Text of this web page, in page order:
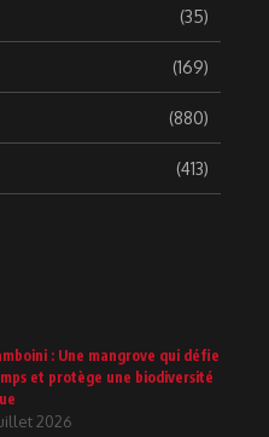
(35)
(169)
(880)
(413)
: Une mangrove qui défie
et protège une biodiversité
2026